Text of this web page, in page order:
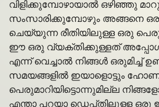
വിളിക്കുമ്പോഴായാൽ ഒഴിഞ്ഞു
സംസാരിക്കുമ്പോഴും അങ്ങനെ
ചെയ്യുന്ന രീതിയിലുള്ള ഒരു
ഈ ഒരു വ്യക്തിക്കുള്ളത്
എന്ന് വെച്ചാൽ നിങ്ങൾ ഒരുമിച്ച്
സമയങ്ങളിൽ ഇയാളൊട്ടും
പെരുമാറിയിട്ടൊന്നുമില്ല
എന്താ പറയാ ഡെപ്ത്തിലുള്ള ഒരു